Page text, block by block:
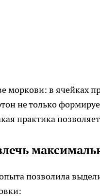
моркови: в ячейках
не только
практика
позволила